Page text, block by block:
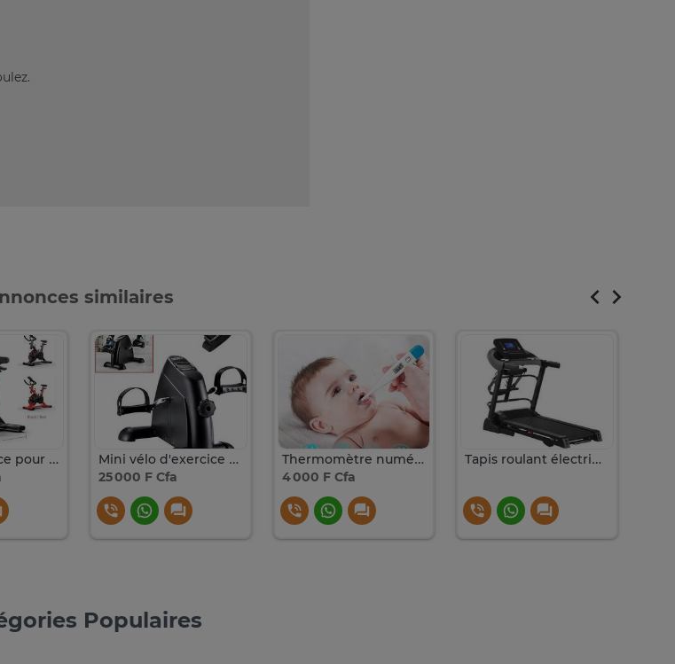
similaires
Vélo d'exercice pour appartement avec écran LCD
Mini vélo d'exercice pour jambes et bras avec écran LCD
25 000 F Cfa
Thermomètre numérique avec écran LCD
4 000 F Cfa
Tapis roulant électrique pliable écran LCD noir
Populaires